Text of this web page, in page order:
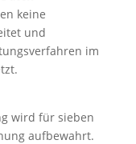
keine
und
im
wird für sieben
aufbewahrt.